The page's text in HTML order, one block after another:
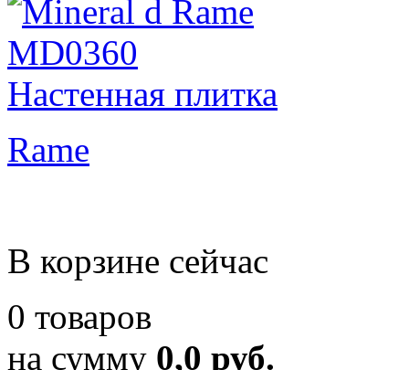
Rame
В корзине сейчас
0 товаров
на сумму 0,0 руб.